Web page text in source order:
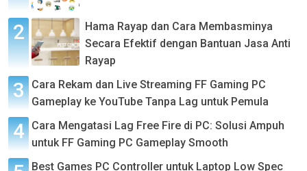
Hama Rayap dan Cara Membasminya
Secara Efektif dengan Bantuan Jasa Anti
Rayap
Cara Rekam dan Live Streaming FF Gaming PC
Gameplay ke YouTube Tanpa Lag untuk Pemula
Cara Mengatasi Lag Free Fire di PC: Solusi Ampuh
untuk FF Gaming PC Gameplay Smooth
Best Games PC Controller untuk Laptop Low Spec